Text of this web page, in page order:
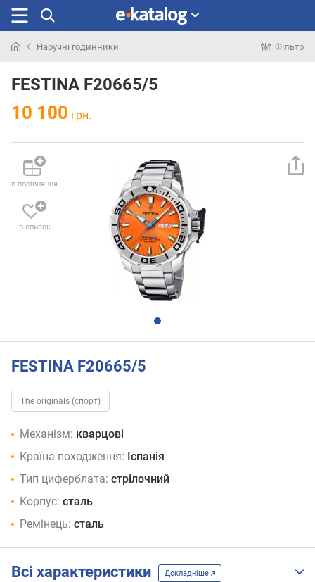
раніше
Наручні годинники Фільтр
FESTINA F20665/5
10 100 грн.
в порівняння
в список
FESTINA F20665/5
The originals (спорт)
Механізм: кварцові
Країна походження: Іспанія
Тип циферблата: стрілочний
Корпус: сталь
Ремінець: сталь
Всі характеристики Докладніше